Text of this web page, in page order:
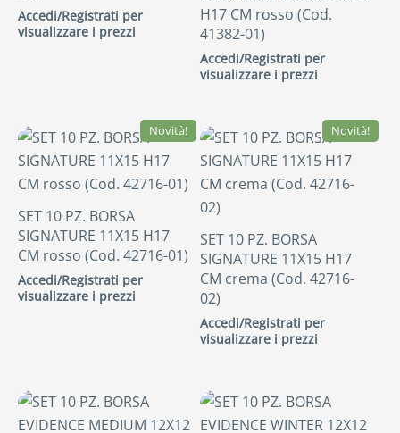
Accedi/Registrati per
visualizzare i prezzi
H17 CM rosso (Cod.
41382-01)
Accedi/Registrati per
visualizzare i prezzi
Novità!
SET 10 PZ. BORSA
SIGNATURE 11X15 H17
CM rosso (Cod. 42716-01)
Accedi/Registrati per
visualizzare i prezzi
Novità!
SET 10 PZ. BORSA
SIGNATURE 11X15 H17
CM crema (Cod. 42716-
02)
Accedi/Registrati per
visualizzare i prezzi